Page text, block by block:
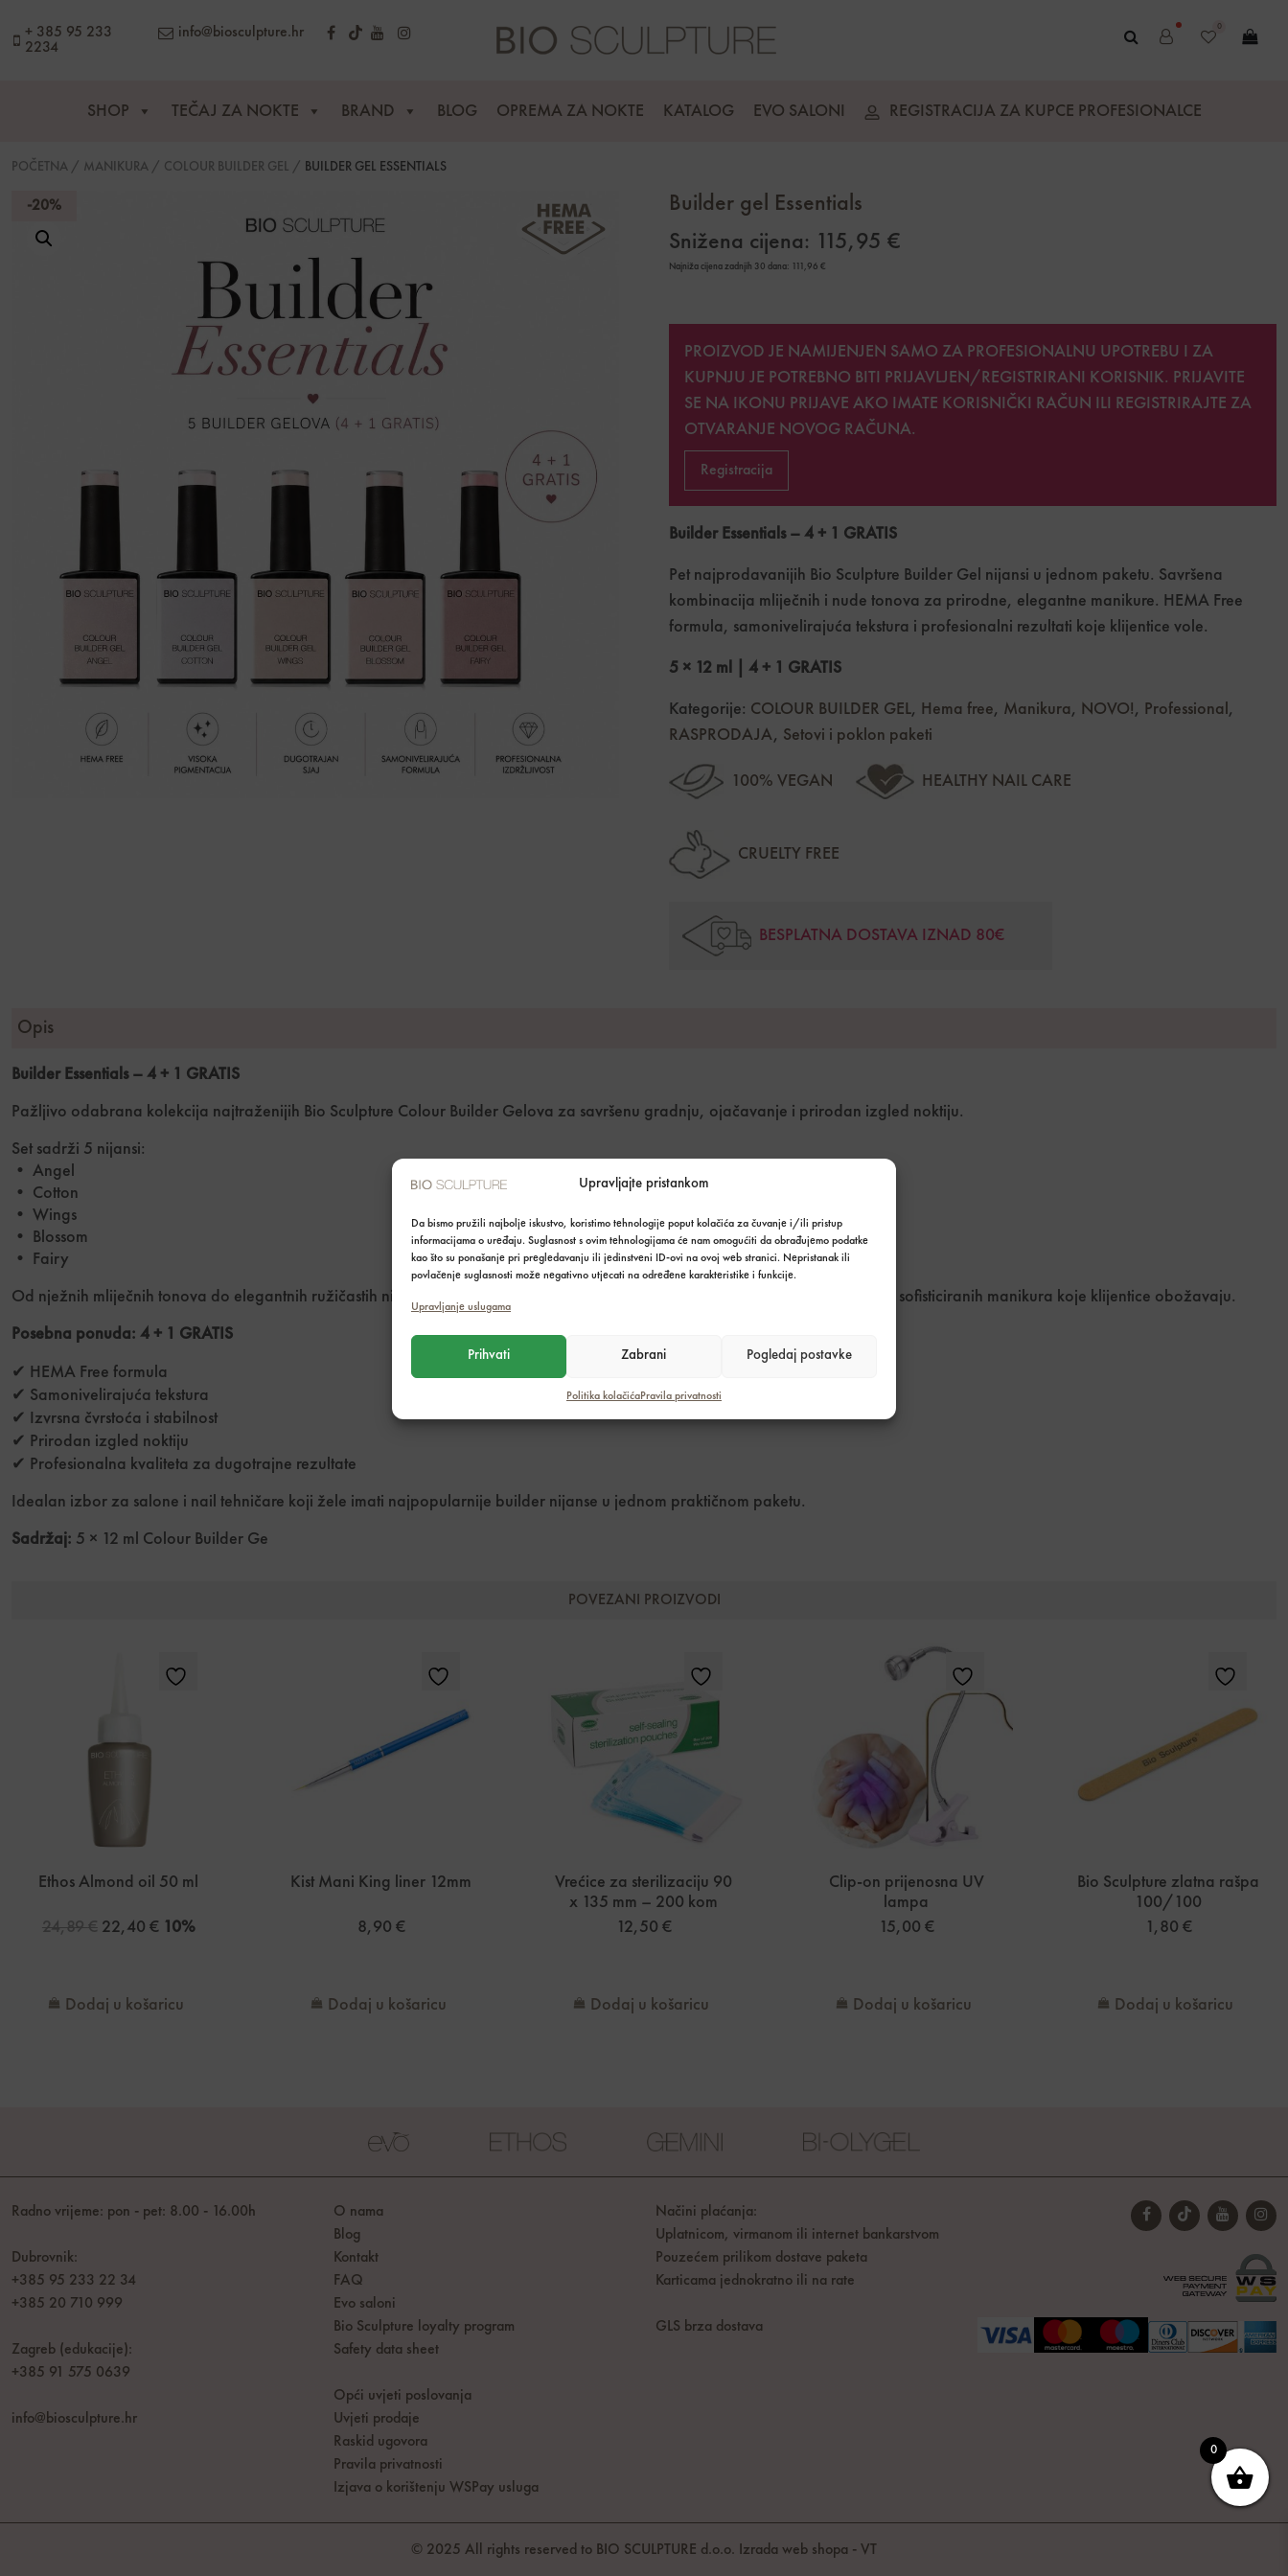
Upravljajte pristankom
Da bismo pružili najbolje iskustvo, koristimo tehnologije poput kolačića za čuvanje i/ili pristup
informacijama o uređaju. Suglasnost s ovim tehnologijama će nam omogućiti da obrađujemo podatke
kao što su ponašanje pri pregledavanju ili jedinstveni ID-ovi na ovoj web stranici. Nepristanak ili
povlačenje suglasnosti može negativno utjecati na određene karakteristike i funkcije.
Upravljanje uslugama
Prihvati Zabrani Pogledaj postavke
Politika kolačićaPravila privatnosti
+ 385 95 233
2234
info@biosculpture.hr 0
SHOP TEČAJ ZA NOKTE BRAND BLOG OPREMA ZA NOKTE KATALOG EVO SALONI REGISTRACIJA ZA KUPCE PROFESIONALCE
POČETNA / MANIKURA / COLOUR BUILDER GEL / BUILDER GEL ESSENTIALS
-20%
Builder gel Essentials
Snižena cijena: 115,95€
Najniža cijena zadnjih 30 dana: 111,96€
PROIZVOD JE NAMIJENJEN SAMO ZA PROFESIONALNU UPOTREBU I ZA
KUPNJU JE POTREBNO BITI
PRIJAVLJEN/REGISTRIRANI KORISNIK. PRIJAVITE
SE NA IKONU PRIJAVE AKO IMATE KORISNIČKI RAČUN ILI REGISTRIRAJTE ZA
OTVARANJE NOVOG RAČUNA.
Registracija
Builder Essentials – 4 + 1 GRATIS
Pet najprodavanijih Bio Sculpture Builder Gel nijansi u jednom paketu. Savršena
kombinacija mliječnih i nude tonova za prirodne, elegantne manikure. HEMA Free
formula, samonivelirajuća tekstura i profesionalni rezultati koje klijentice vole.
5 × 12 ml | 4 + 1 GRATIS
Kategorije: COLOUR BUILDER GEL, Hema free, Manikura, NOVO!, Professional ,
RASPRODAJA, Setovi i poklon paketi
100% VEGAN HEALTHY NAIL CARE
CRUELTY FREE
BESPLATNA DOSTAVA IZNAD 80€
Opis
Builder Essentials – 4 + 1 GRATIS
Pažljivo odabrana kolekcija najtraženijih Bio Sculpture Colour Builder Gelova za savršenu gradnju, ojačavanje i prirodan izgled noktiju.
Set sadrži 5 nijansi:
• Angel
• Cotton
• Wings
• Blossom
• Fairy
Od nježnih mliječnih tonova do elegantnih ružičastih nijansi, Builder Essentials pruža sve što je potrebno za kreiranje prirodnih i sofisticiranih manikura koje klijentice obožavaju.
Posebna ponuda: 4 + 1 GRATIS
✔ HEMA Free formula
✔ Samonivelirajuća tekstura
✔ Izvrsna čvrstoća i stabilnost
✔ Prirodan izgled noktiju
✔ Profesionalna kvaliteta za dugotrajne rezultate
Idealan izbor za salone i nail tehničare koji žele imati najpopularnije builder nijanse u jednom praktičnom paketu.
Sadržaj: 5 × 12 ml Colour Builder Ge
POVEZANI PROIZVODI
Ethos Almond oil 50 ml
24,89€ 22,40 € 10%
Dodaj u košaricu
Kist Mani King liner 12mm
8,90 €
Dodaj u košaricu
Vrećice za sterilizaciju 90
x 135 mm – 200 kom
12,50 €
Dodaj u košaricu
Clip-on prijenosna UV
lampa
15,00 €
Dodaj u košaricu
Bio Sculpture zlatna rašpa
100/100
1,80 €
Dodaj u košaricu
Radno vrijeme: pon - pet: 8.00 - 16.00h
Dubrovnik:
+385 95 233 22 34
+385 20 710 999
Zagreb (edukacije):
+385 91 575 0639
info@biosculpture.hr
O nama
Blog
Kontakt
FAQ
Evo saloni
Bio Sculpture loyalty program
Safety data sheet
Opći uvjeti poslovanja
Uvjeti prodaje
Raskid ugovora
Pravila privatnosti
Izjava o korištenju WSPay usluga
Načini plaćanja:
Uplatnicom, virmanom ili internet bankarstvom
Pouzećem prilikom dostave paketa
Karticama jednokratno ili na rate
GLS brza dostava
© 2025 All rights reserved to BIO SCULPTURE d.o.o. Izrada web shopa - VT
0